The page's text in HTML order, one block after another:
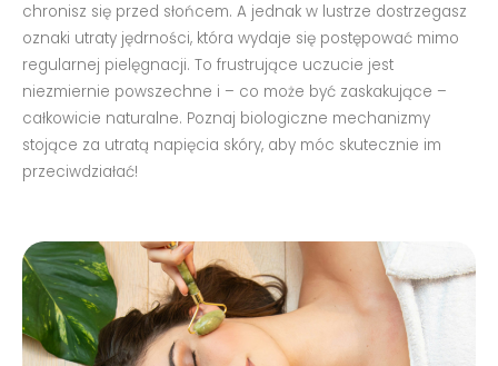
chronisz się przed słońcem. A jednak w lustrze dostrzegasz
oznaki utraty jędrności, która wydaje się postępować mimo
regularnej pielęgnacji. To frustrujące uczucie jest
niezmiernie powszechne i – co może być zaskakujące –
całkowicie naturalne. Poznaj biologiczne mechanizmy
stojące za utratą napięcia skóry, aby móc skutecznie im
przeciwdziałać!